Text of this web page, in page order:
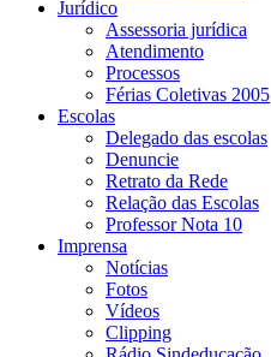
Jurídico
Assessoria jurídica
Atendimento
Processos
Férias Coletivas 2005
Escolas
Delegado das escolas
Denuncie
Retrato da Rede
Relação das Escolas
Professor Nota 10
Imprensa
Notícias
Fotos
Vídeos
Clipping